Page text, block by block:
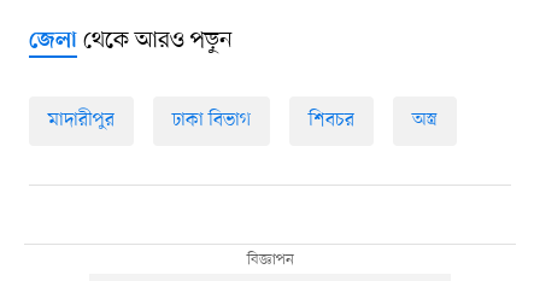
জেলাথেকে আরও পড়ুন
মাদারীপুর ঢাকা বিভাগ শিবচর অস্ত্র